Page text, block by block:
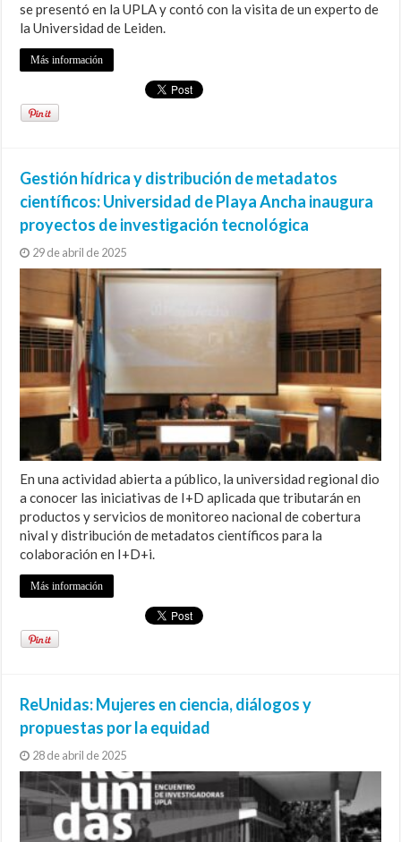
se presentó en la UPLA y contó con la visita de un experto de
la Universidad de Leiden.
Más información
Gestión hídrica y distribución de metadatos
científicos: Universidad de Playa Ancha inaugura
proyectos de investigación tecnológica
29 de abril de 2025
En una actividad abierta a público, la universidad regional dio
a conocer las iniciativas de I+D aplicada que tributarán en
productos y servicios de monitoreo nacional de cobertura
nival y distribución de metadatos científicos para la
colaboración en I+D+i.
Más información
ReUnidas: Mujeres en ciencia, diálogos y
propuestas por la equidad
28 de abril de 2025